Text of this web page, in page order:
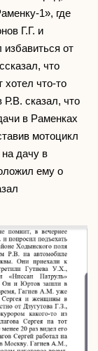
1», где
Г.Г. и
от
что
хотел что-то
сказал, что
в Раменках
мотоцикл
дачу в
ему о